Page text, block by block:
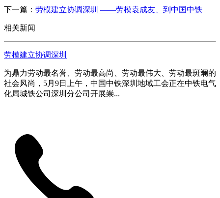
下一篇： 劳模建立协调深圳 ——劳模袁成友、到中国中铁
相关新闻
劳模建立协调深圳
为鼎力劳动最名誉、劳动最高尚、劳动最伟大、劳动最斑斓的
社会风尚，5月9日上午，中国中铁深圳地域工会正在中铁电气
化局城铁公司深圳分公司开展崇...